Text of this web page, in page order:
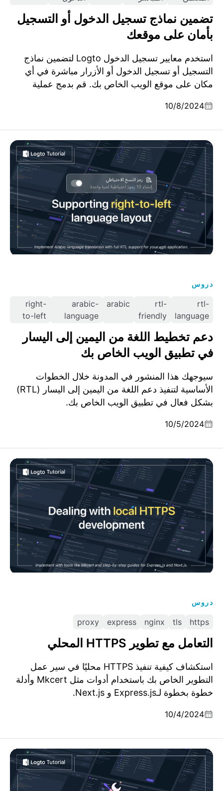
تضمين نماذج تسجيل الدخول أو التسجيل
بأمان على موقعك
استخدم معايير تسجيل الدخول Logto لتضمين نماذج
التسجيل أو تسجيل الدخول أو الأزرار مباشرة في أي
مكان على موقع الويب الخاص بك. قم بدمج عملية
على معايير أمان قوية، مما يؤدي إلى زيادة معدل تحويل
10/8/2024
دروس
rtl-
language
rtl-
friendly
arabic
arabic-
language
right-
to-left
دعم تخطيط اللغة من اليمين إلى اليسار
في تطبيق الويب الخاص بك
سيوجهك هذا المنشور في المدونة خلال الخطوات
الأساسية لتنفيذ دعم اللغة من اليمين إلى اليسار (RTL)
بشكل فعال في تطبيق الويب الخاص بك.
10/5/2024
دعم تخطيط اللغة من اليمين إلى اليسار في تطبيق الويب
الخاص بك
دروس
https
tls
nginx
express
proxy
التعامل مع تطوير HTTPS المحلي
استكشاف كيفية تنفيذ HTTPS محليًا في سير عمل
التطوير الخاص بك باستخدام أدوات مثل Mkcert وأدلة
خطوة بخطوة لـExpress.js و Next.js.
10/4/2024
التعامل مع تطوير HTTPS المحلي
كيف يمكنني تخصيص تجربة تسجيل الدخول لكل تطبيق أو
منظمة؟